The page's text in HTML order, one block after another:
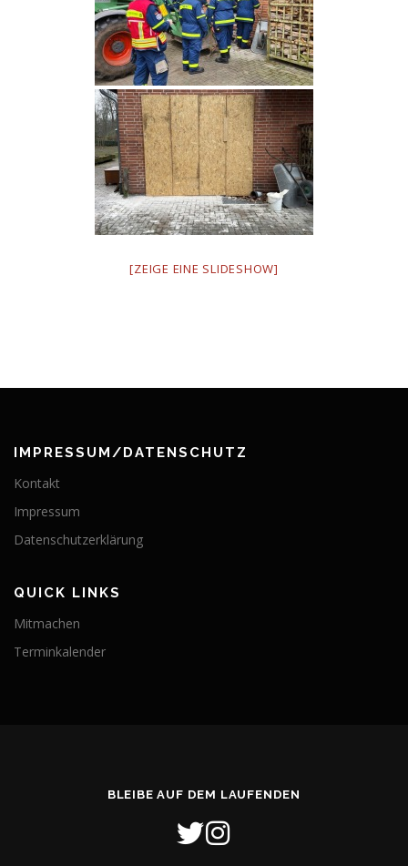
[ZEIGE EINE SLIDESHOW]
IMPRESSUM/DATENSCHUTZ
Kontakt
Impressum
Datenschutzerklärung
QUICK LINKS
Mitmachen
Terminkalender
BLEIBE AUF DEM LAUFENDEN